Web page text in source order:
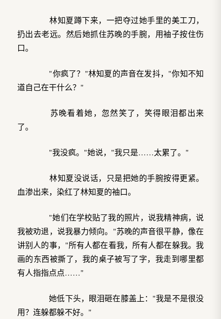
林知夏蹲下来，一把夺过她手里的美工刀，
扔出去老远。然后她抓住苏晚的手腕，用袖子按住伤
口。
"你疯了？"林知夏的声音在发抖，"你知不知
道自己在干什么？"
苏晚看着她，忽然笑了，笑得眼泪都出来
了。
"我没疯。"她说，"我只是……太累了。"
林知夏没说话，只是把她的手腕按得更紧。
血渗出来，染红了林知夏的袖口。
"她们在学校贴了我的照片，说我精神病，说
我被劝退，说我暴力倾向。"苏晚的声音很平静，像在
讲别人的事，"所有人都在看我，所有人都在躲我。我
画的东西被撕了，我的桌子被写了字，我走到哪里都
有人指指点点……"
她低下头，眼泪砸在膝盖上："我是不是很没
用？连躲都躲不好。"